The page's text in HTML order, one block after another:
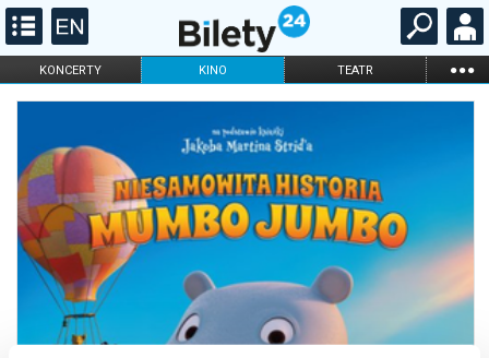
KONCERTY KINO TEATR ...
FILHARMONIA OPERA I BALET
ONLINE